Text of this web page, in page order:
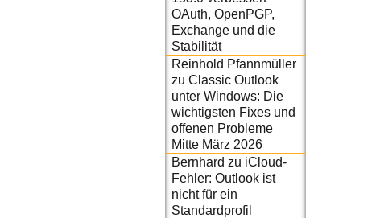
OAuth, OpenPGP,
Exchange und die
Stabilität
Reinhold Pfannmüller
zu Classic Outlook
unter Windows: Die
wichtigsten Fixes und
offenen Probleme
Mitte März 2026
Bernhard zu iCloud-
Fehler: Outlook ist
nicht für ein
Standardprofil